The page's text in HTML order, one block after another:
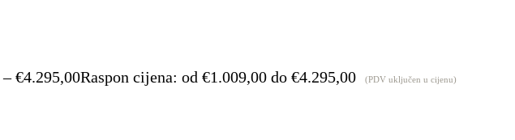
– €4.295,00Raspon cijena: od €1.009,00 do €4.295,00 (PDV uključen u cijenu)